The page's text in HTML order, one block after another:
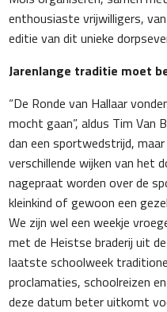
enthousiaste vrijwilligers,
editie van dit unieke
Jarenlange traditie moet
“De Ronde van Hallaar
mocht gaan”, aldus Tim Van
dan een sportwedstrijd,
verschillende wijken van het
nagepraat worden over de
kleinkind of gewoon een
We zijn wel een weekje
met de Heistse braderij uit
laatste schoolweek
proclamaties, schoolreizen
deze datum beter uitkomt